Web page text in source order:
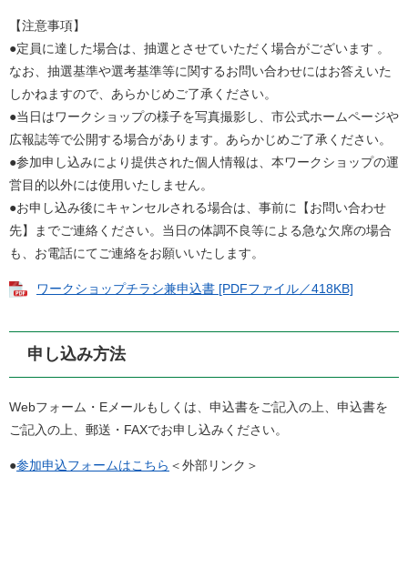
​【注意事項】
●定員に達した場合は、抽選とさせていただく場合がございます 。
なお、抽選基準や選考基準等に関するお問い合わせにはお答えいた
しかねますので、あらかじめご了承ください。
●当日はワークショップの様子を写真撮影し、市公式ホームページや
広報誌等で公開する場合があります。あらかじめご了承ください。
●参加申し込みにより提供された個人情報は、本ワークショップの運
営目的以外には使用いたしません。
●お申し込み後にキャンセルされる場合は、事前に【お問い合わせ
先】までご連絡ください。当日の体調不良等による急な欠席の場合
も、お電話にてご連絡をお願いいたします。
ワークショップチラシ兼申込書 [PDFファイル／418KB]
申し込み方法
Webフォーム・Eメールもしくは、申込書をご記入の上、申込書を
ご記入の上、郵送・FAXでお申し込みください。
●参加申込フォームはこちら ＜外部リンク＞